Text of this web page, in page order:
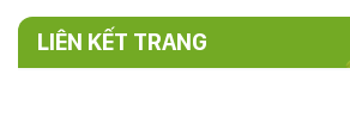
LIÊN KẾT TRANG